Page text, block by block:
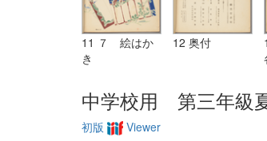
11 ７ 絵はか
き
12 奥付
中学校用 第三年級
初版 Viewer